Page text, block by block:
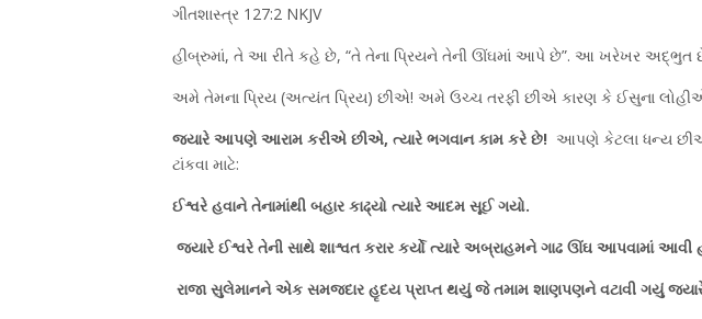
ગીતશાસ્ત્ર 127:2 NKJV
હીબ્રુમાં, તે આ રીતે કહે છે, “તે તેના પ્રિયને તેની ઊંઘમાં આપે છે”. આ ખરેખર અદ્ભુત
અમે તેમના પ્રિય (અત્યંત પ્રિય) છીએ! અમે ઉચ્ચ તરફી છીએ કારણ કે ઈસુના
જ્યારે આપણે આરામ કરીએ છીએ, ત્યારે ભગવાન કામ કરે છે! આપણે કેટલા ધન્ય
ટાંકવા માટે:
ઈશ્વરે હવાને તેનામાંથી બહાર કાઢ્યો ત્યારે આદમ સૂઈ ગયો.
જ્યારે ઈશ્વરે તેની સાથે શાશ્વત કરાર કર્યો ત્યારે અબ્રાહમને ગાઢ ઊંઘ આપવામાં આવી
રાજા સુલેમાનને એક સમજદાર હૃદય પ્રાપ્ત થયું જે તમામ શાણપણને વટાવી ગયું જ્યારે